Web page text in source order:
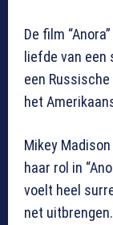
De film
liefde van een
een
het
Mikey
haar rol in
voelt heel
net